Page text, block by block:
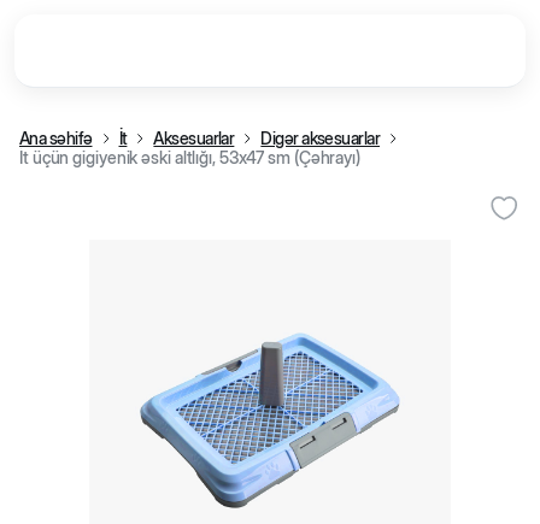
Ana səhifə İt Aksesuarlar
Digər aksesuarlar
İt üçün gigiyenik əski altlığı, 53x47 sm (Çəhrayı)